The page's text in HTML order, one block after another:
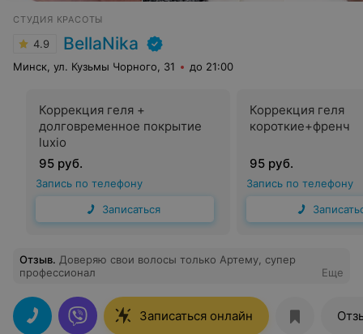
СТУДИЯ КРАСОТЫ
4.9 BellaNika
Минск, ул. Кузьмы Чорного, 31 до 21:00
Коррекция геля +
долговременное покрытие
luxio
95 руб.
Запись по телефону
Записаться
Коррекция геля
короткие+френч
95 руб.
Запись по телефону
Отзыв. Доверяю свои волосы только Артему, супер
профессионал
Еще
Записаться онлайн